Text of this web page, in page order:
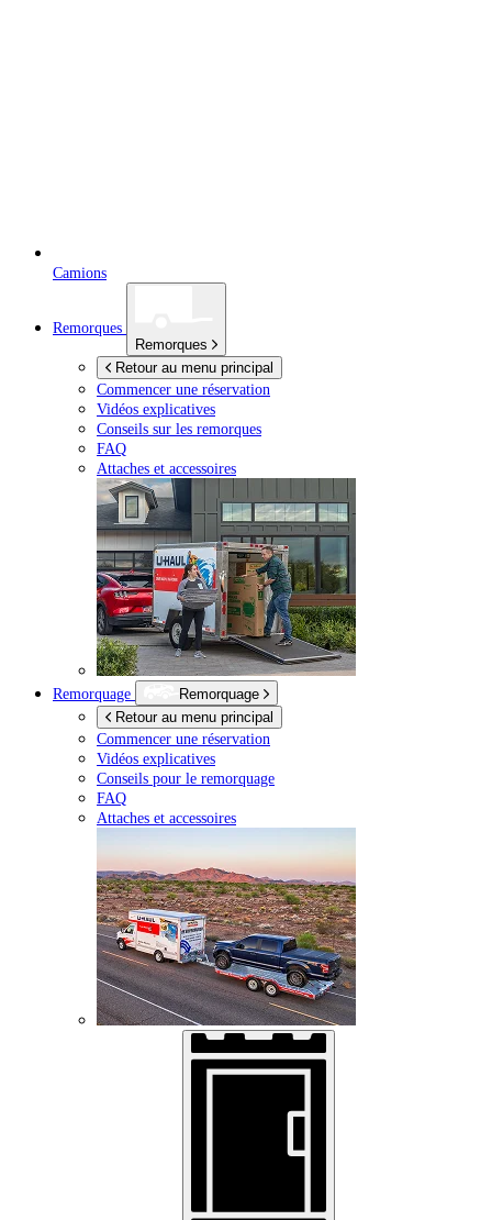
Camions
Remorques
Remorques
Retour au menu principal
Commencer une réservation
Vidéos explicatives
Conseils sur les remorques
FAQ
Attaches et accessoires
Remorquage
Remorquage
Retour au menu principal
Commencer une réservation
Vidéos explicatives
Conseils pour le remorquage
FAQ
Attaches et accessoires